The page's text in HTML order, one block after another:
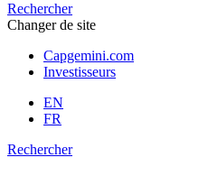
Rechercher
Changer de site
Capgemini.com
Investisseurs
EN
FR
Rechercher